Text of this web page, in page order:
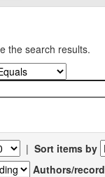
the search results.
| Sort items by
Authors/record